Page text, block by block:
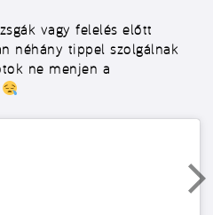
vagy felelés előtt
néhány tippel szolgálnak
ne menjen a